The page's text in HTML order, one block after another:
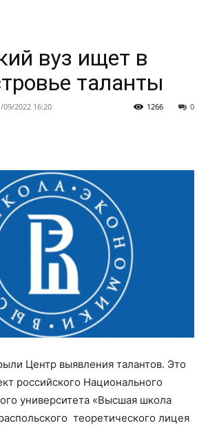
вуз ищет в
таланты
09/2022 16:20 0
1266
Центр выявления талантов. Это
российского Национального
университета «Высшая школа
теоретического лицея